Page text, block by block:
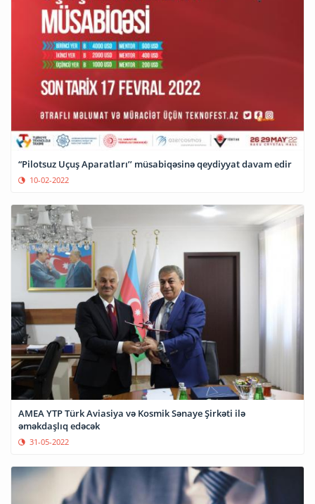
“Pilotsuz Uçuş Aparatları’’ müsabiqəsinə qeydiyyat davam edir
10-02-2022
AMEA YTP Türk Aviasiya və Kosmik Sənaye Şirkəti ilə
əməkdaşlıq edəcək
31-05-2022